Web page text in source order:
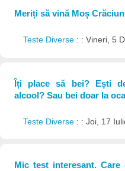
Meriți să vină Moș
Teste Diverse : : Vineri, 5
Îți place să bei? Ești
alcool? Sau bei doar la
Teste Diverse : : Joi, 17
Mic test interesant.